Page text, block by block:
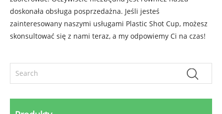
doskonała obsługa posprzedażna. Jeśli jesteś
zainteresowany naszymi usługami Plastic Shot Cup, możesz
skonsultować się z nami teraz, a my odpowiemy Ci na czas!